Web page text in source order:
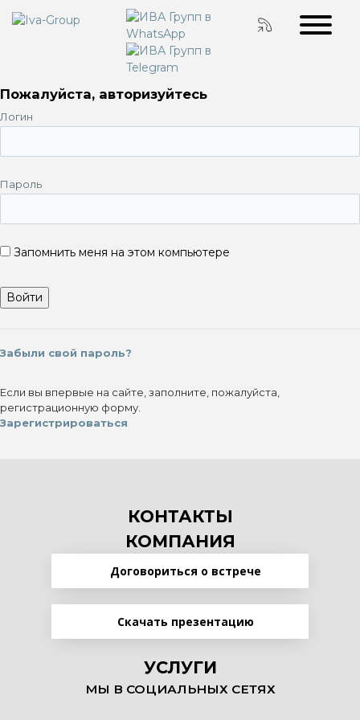
Пожалуйста, авторизуйтесь
Логин
Пароль
Запомнить меня на этом компьютере
Забыли свой пароль?
Если вы впервые на сайте, заполните, пожалуйста,
регистрационную форму.
Зарегистрироваться
КОНТАКТЫ
КОМПАНИЯ
Договориться о встрече
Скачать презентацию
УСЛУГИ
МЫ В СОЦИАЛЬНЫХ СЕТЯХ